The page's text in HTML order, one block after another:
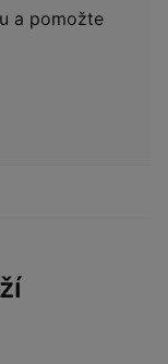
a pomožte